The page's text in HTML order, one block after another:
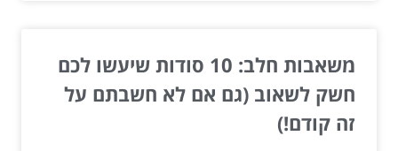
משאבות חלב: 10 סודות שיעשו לכם
חשק לשאוב (גם אם לא חשבתם על
זה קודם!)